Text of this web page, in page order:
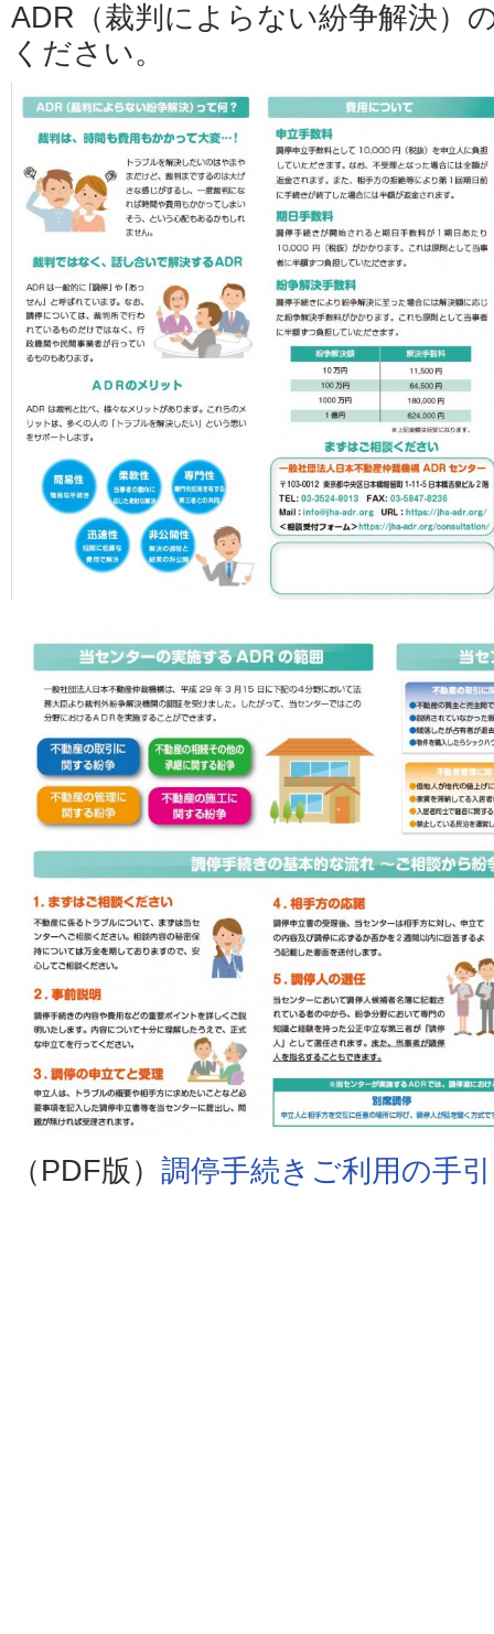
ADR（裁判によらない紛争解決）
ください。
（PDF版） 調停手続きご利用の手